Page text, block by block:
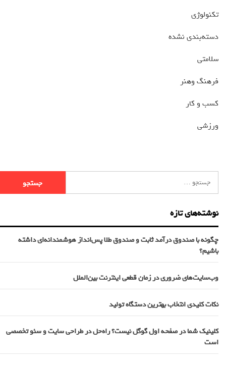
تکنولوژی
دسته‌بندی نشده
سلامتی
فرهنگ وهنر
کسب و کار
ورزشی
نوشته‌های تازه
چگونه با صندوق درآمد ثابت و صندوق طلا پس‌انداز هوشمندانه‌ای داشته
باشیم؟
وب‌سایت‌های ضروری در زمان قطعی اینترنت بین‌الملل
نکات کلیدی انتخاب بهترین دستگاه تولید
کلینیک شما در صفحه اول گوگل نیست؟ راه‌حل در طراحی سایت و سئو تخصصی
است